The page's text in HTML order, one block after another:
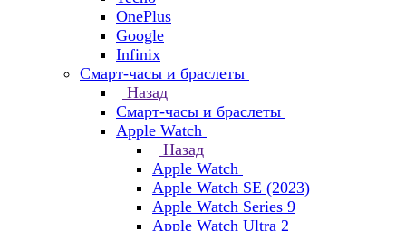
OnePlus
Google
Infinix
Смарт-часы и браслеты
Назад
Смарт-часы и браслеты
Apple Watch
Назад
Apple Watch
Apple Watch SE (2023)
Apple Watch Series 9
Apple Watch Ultra 2